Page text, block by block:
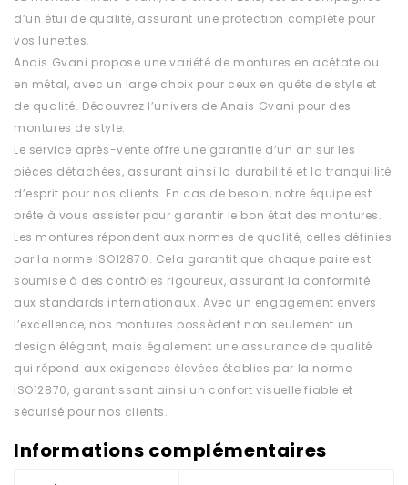
d’un étui de qualité, assurant une protection complète pour
vos lunettes.
Anais Gvani propose une variété de montures en acétate ou
en métal, avec un large choix pour ceux en quête de style et
de qualité. Découvrez l’univers de Anais Gvani pour des
montures de style.
Le service après-vente offre une garantie d’un an sur les
pièces détachées, assurant ainsi la durabilité et la tranquillité
d’esprit pour nos clients. En cas de besoin, notre équipe est
prête à vous assister pour garantir le bon état des montures.
Les montures répondent aux normes de qualité, celles définies
par la norme ISO12870. Cela garantit que chaque paire est
soumise à des contrôles rigoureux, assurant la conformité
aux standards internationaux. Avec un engagement envers
l’excellence, nos montures possèdent non seulement un
design élégant, mais également une assurance de qualité
qui répond aux exigences élevées établies par la norme
ISO12870, garantissant ainsi un confort visuelle fiable et
sécurisé pour nos clients.
Informations complémentaires